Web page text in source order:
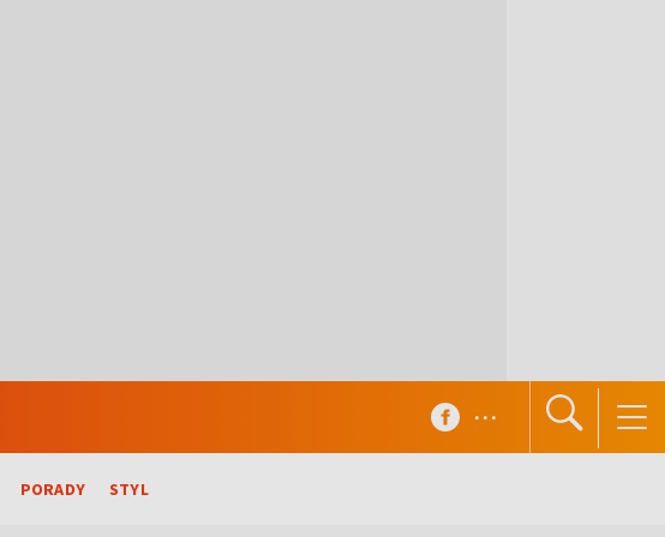
PORADY STYL
...